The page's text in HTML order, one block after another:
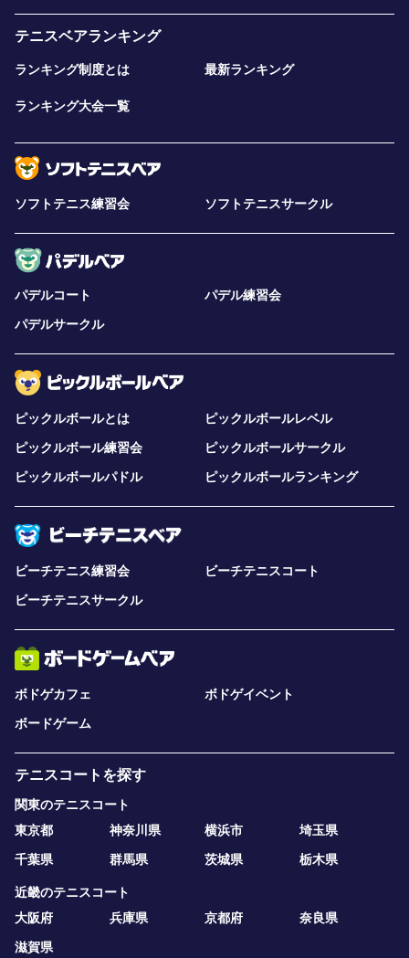
テニスベアランキング
ランキング制度とは 最新ランキング
ランキング大会一覧
ソフトテニス練習会 ソフトテニスサークル
パデルコート
パデル練習会
パデルサークル
ピックルボールとは
ピックルボールレベル
ピックルボール練習会
ピックルボールサークル
ピックルボールパドル
ピックルボールランキング
ビーチテニス練習会
ビーチテニスコート
ビーチテニスサークル
ボドゲカフェ
ボドゲイベント
ボードゲーム
テニスコートを探す
関東のテニスコート
東京都
神奈川県 横浜市
埼玉県
千葉県
群馬県 茨城県 栃木県
近畿のテニスコート
大阪府
兵庫県 京都府
奈良県
滋賀県